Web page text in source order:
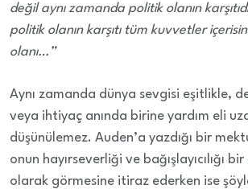
değil aynı zamanda politik olanın
politik olanın karşıtı tüm kuvvetler
olanı…”
Aynı zamanda dünya sevgisi eşitlikle,
veya ihtiyaç anında birine yardım eli
düşünülemez. Auden’a yazdığı bir
onun hayırseverliği ve bağışlayıcılığı
olarak görmesine itiraz ederken ise